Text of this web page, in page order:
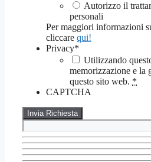
Autorizzo il
personali
Per maggiori informazioni
cliccare qui!
Privacy*
Utilizzando
memorizzazione e la
questo sito web. *
CAPTCHA